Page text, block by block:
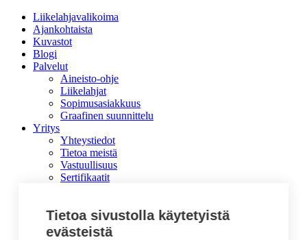
Liikelahjavalikoima
Ajankohtaista
Kuvastot
Blogi
Palvelut
Aineisto-ohje
Liikelahjat
Sopimusasiakkuus
Graafinen suunnittelu
Yritys
Yhteystiedot
Tietoa meistä
Vastuullisuus
Sertifikaatit
UKK
Lahjakortti
Tietoa sivustolla käytetyistä
evästeistä